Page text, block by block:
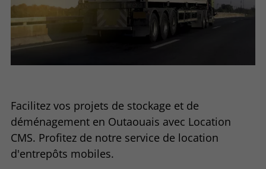
Facilitez vos projets de stockage et de
déménagement en Outaouais avec Location
CMS. Profitez de notre service de location
d'entrepôts mobiles.